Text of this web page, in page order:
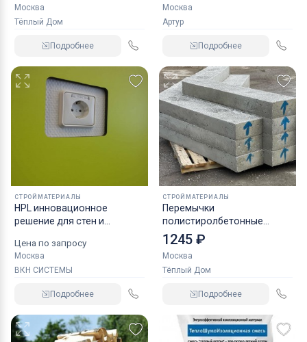
Москва
Тёплый Дом
Подробнее
Москва
Артур
Подробнее
СТРОЙМАТЕРИАЛЫ
HPL инновационное
решение для стен и
помещений и здоровья,
отделка оперблоков и
реанимаций, HPL панели,
Цена по запросу
Москва
ВКН СИСТЕМЫ
Подробнее
СТРОЙМАТЕРИАЛЫ
Перемычки
полистиролбетонные
армированные ГОСТ от
производителя
1245 ₽
Москва
Тёплый Дом
Подробнее